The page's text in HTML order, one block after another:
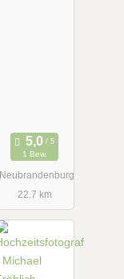
1 Bew.
Neubrandenburg
22.7 km